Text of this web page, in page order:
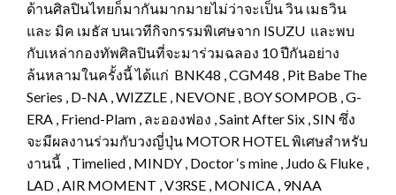
ด้านศิลปินไทยก็มากันมากมายไม่ว่าจะเป็น วิน เมธวิน
และ มิค เมธัส บนเวทีกิจกรรมพิเศษจาก ISUZU และพบ
กับเหล่ากองทัพศิลปินที่จะมาร่วมฉลอง 10 ปีกันอย่าง
ล้นหลามในครั้งนี้ ได้แก่ BNK48 , CGM48 , Pit Babe The
Series , D-NA , WIZZLE , NEVONE , BOY SOMPOB , G-
ERA , Friend-Plam , ละอองฟอง , Saint After Six , SIN ซึ่ง
จะมีผลงานร่วมกับวงญี่ปุ่น MOTOR HOTEL พิเศษสำหรับ
งานนี้ , Timelied , MINDY , Doctor ‘s mine , Judo & Fluke ,
LAD , AIR MOMENT , V3RSE , MONICA , 9NAA